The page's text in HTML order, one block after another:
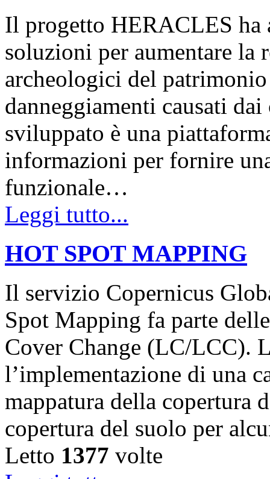
Il progetto HERACLES ha
soluzioni per aumentare la
archeologici del
danneggiamenti causati
sviluppato è una
informazioni per fornire
funzionale…
Leggi tutto...
HOT SPOT MAPPING
Il servizio Copernicus
Spot Mapping fa parte
Cover Change (LC/LCC).
l’implementazione di una
mappatura della copertura
copertura del suolo per
Letto 1377 volte